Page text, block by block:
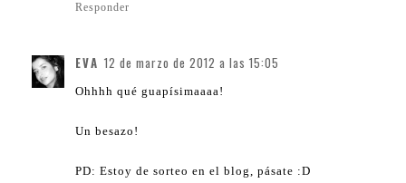
Responder
EVA 12 de marzo de 2012 a las 15:05
Ohhhh qué guapísimaaaa!
Un besazo!
PD: Estoy de sorteo en el blog, pásate :D